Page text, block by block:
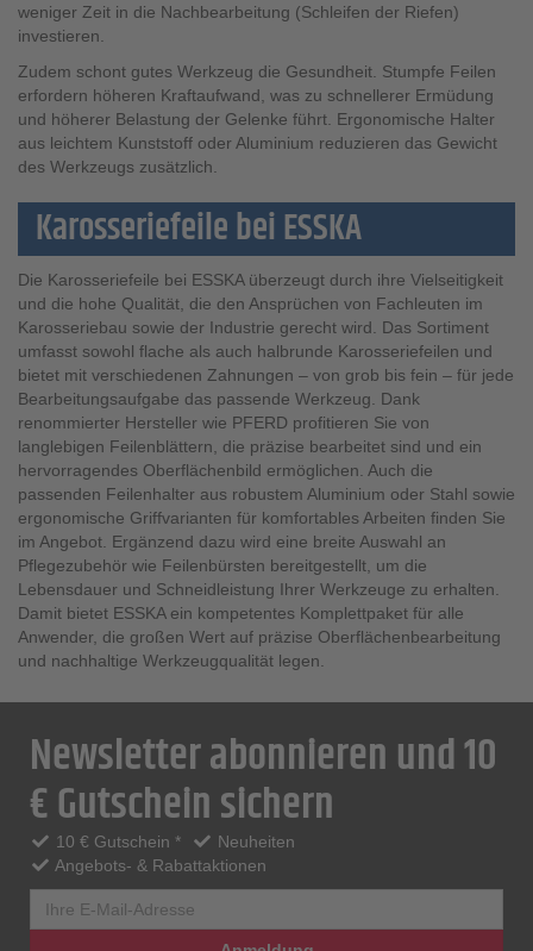
weniger Zeit in die Nachbearbeitung (Schleifen der Riefen)
investieren.
Zudem schont gutes Werkzeug die Gesundheit. Stumpfe Feilen
erfordern höheren Kraftaufwand, was zu schnellerer Ermüdung
und höherer Belastung der Gelenke führt. Ergonomische Halter
aus leichtem Kunststoff oder Aluminium reduzieren das Gewicht
des Werkzeugs zusätzlich.
Karosseriefeile bei ESSKA
Die Karosseriefeile bei ESSKA überzeugt durch ihre Vielseitigkeit
und die hohe Qualität, die den Ansprüchen von Fachleuten im
Karosseriebau sowie der Industrie gerecht wird. Das Sortiment
umfasst sowohl flache als auch halbrunde Karosseriefeilen und
bietet mit verschiedenen Zahnungen – von grob bis fein – für jede
Bearbeitungsaufgabe das passende Werkzeug. Dank
renommierter Hersteller wie PFERD profitieren Sie von
langlebigen Feilenblättern, die präzise bearbeitet sind und ein
hervorragendes Oberflächenbild ermöglichen. Auch die
passenden Feilenhalter aus robustem Aluminium oder Stahl sowie
ergonomische Griffvarianten für komfortables Arbeiten finden Sie
im Angebot. Ergänzend dazu wird eine breite Auswahl an
Pflegezubehör wie Feilenbürsten bereitgestellt, um die
Lebensdauer und Schneidleistung Ihrer Werkzeuge zu erhalten.
Damit bietet ESSKA ein kompetentes Komplettpaket für alle
Anwender, die großen Wert auf präzise Oberflächenbearbeitung
und nachhaltige Werkzeugqualität legen.
Newsletter abonnieren und 10
€ Gutschein sichern
10 € Gutschein *
Neuheiten
Angebots- & Rabattaktionen